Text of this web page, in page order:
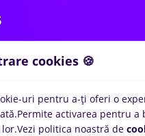
cu salarii assistant, Full
(< 2 ani)inMarketing, IT
cookies 🍪
uri pentru a-ți oferi o
Permite activarea pentru a
Vezi politica noastră de